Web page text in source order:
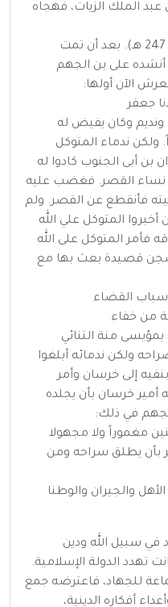
عبد الملك الزيات، فهجاه
في خلافة المتوكل على الله (232 - 247 هـ). بعد أن تمت
أنشده على بن الجهم
الآن أولها:
جعفر
ونديم وكان يفيض له
ولكن ندماء المتوكل
بن أبى الجنوب كادوا له
نساء القصر. فغضب عليه
فأنقطع عن القصر. ولم
المتوكل علي الله
فأمر المتوكل على الله
قصيدة بعث بها مع
القضاء
من خفاء
منة التنائي
ولكن ندمائه أبلغوا
إلى خرسان وأمر
أمير خرسان بأن يجلده
في ذلك:
مغموراً ولا مجهولا
بأن يطلق سراحه ومن
والجيران والوطنا
في سبيل الله ودين
تهدد الدولة الإسلامية.
للجهاد، فاعترضه جمع
أفكاره الدينية،